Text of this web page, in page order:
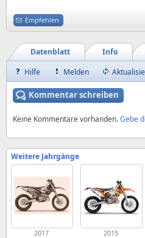
Empfehlen
Info
Datenblatt
Hilfe
Melden
Kommentar schreiben
Keine Kommentare vorhanden.Gebe
Weitere Jahrgänge
2017 2015